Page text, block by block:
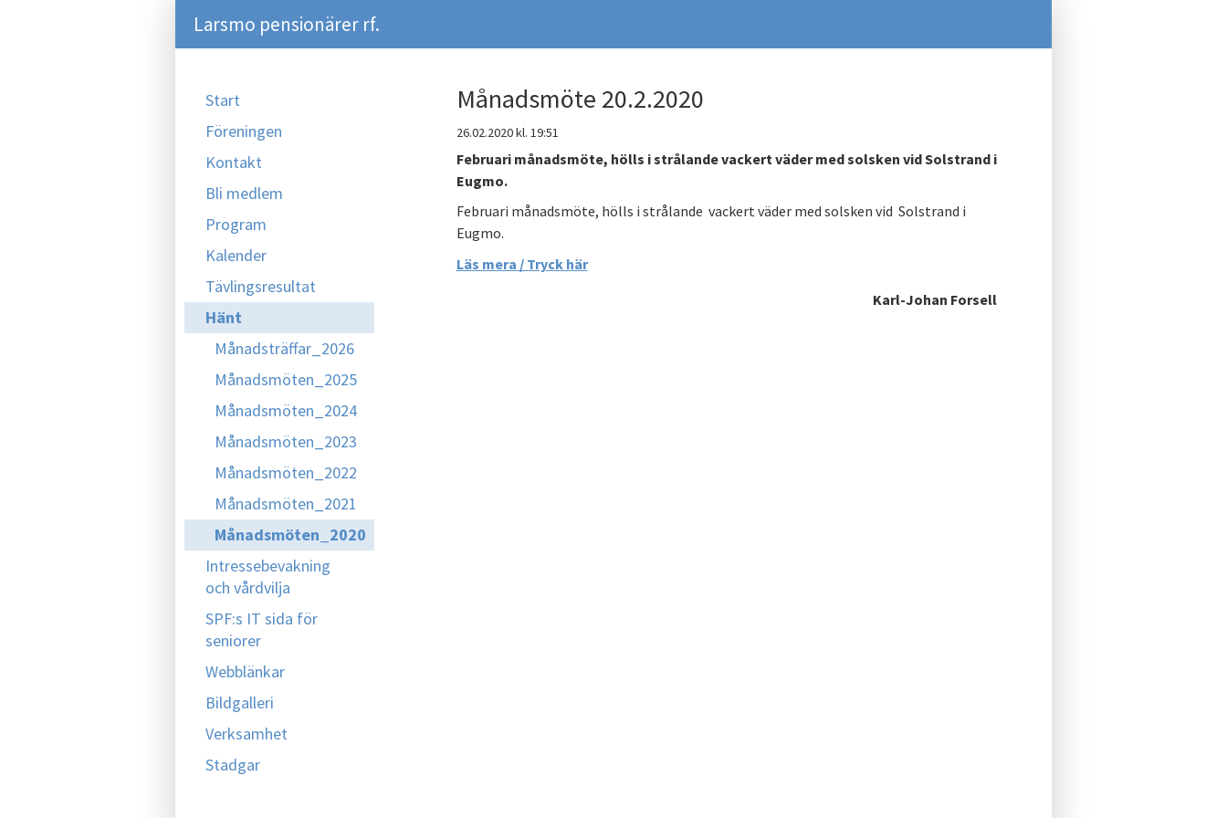
Larsmo pensionärer rf.
Start
Föreningen
Kontakt
Bli medlem
Program
Kalender
Tävlingsresultat
Hänt
Månadsträffar_2026
Månadsmöten_2025
Månadsmöten_2024
Månadsmöten_2023
Månadsmöten_2022
Månadsmöten_2021
Månadsmöten_2020
Intressebevakning
och vårdvilja
SPF:s IT sida för
seniorer
Webblänkar
Bildgalleri
Verksamhet
Stadgar
Månadsmöte 20.2.2020
26.02.2020kl. 19:51
Februari månadsmöte, hölls i strålande vackert väder med solsken vid Solstrand i
Eugmo.
Februari månadsmöte, hölls i strålande vackert väder med solsken vid Solstrand i
Eugmo.
Läs mera / Tryck här
Karl-Johan Forsell